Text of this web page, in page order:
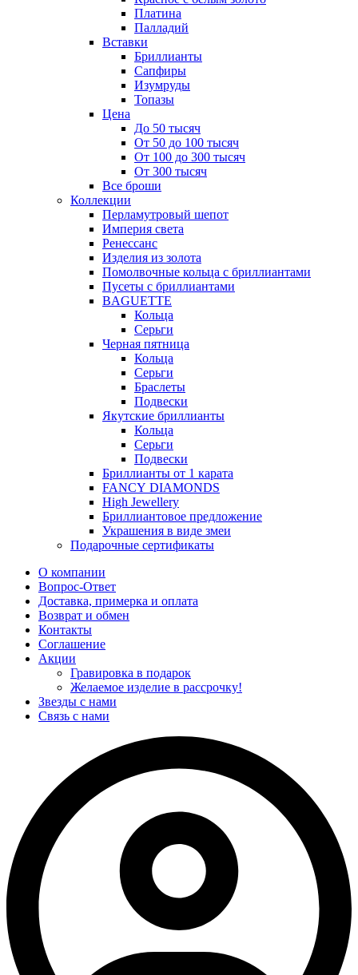
Платина
Палладий
Вставки
Бриллианты
Сапфиры
Изумруды
Топазы
Цена
До 50 тысяч
От 50 до 100 тысяч
От 100 до 300 тысяч
От 300 тысяч
Все броши
Коллекции
Перламутровый шепот
Империя света
Ренессанс
Изделия из золота
Помолвочные кольца с бриллиантами
Пусеты с бриллиантами
BAGUETTE
Кольца
Серьги
Черная пятница
Кольца
Серьги
Браслеты
Подвески
Якутские бриллианты
Кольца
Серьги
Подвески
Бриллианты от 1 карата
FANCY DIAMONDS
High Jewellery
Бриллиантовое предложение
Украшения в виде змеи
Подарочные сертификаты
О компании
Вопрос-Ответ
Доставка, примерка и оплата
Возврат и обмен
Контакты
Соглашение
Акции
Гравировка в подарок
Желаемое изделие в рассрочку!
Звезды с нами
Связь с нами